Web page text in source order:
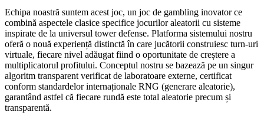
Echipa noastră suntem acest joc, un joc de gambling inovator ce
combină aspectele clasice specifice jocurilor aleatorii cu sisteme
inspirate de la universul tower defense. Platforma sistemului nostru
oferă o nouă experiență distinctă în care jucătorii construiesc turn-uri
virtuale, fiecare nivel adăugat fiind o oportunitate de creștere a
multiplicatorul profitului. Conceptul nostru se bazează pe un singur
algoritm transparent verificat de laboratoare externe, certificat
conform standardelor internaționale RNG (generare aleatorie),
garantând astfel că fiecare rundă este total aleatorie precum și
transparentă.